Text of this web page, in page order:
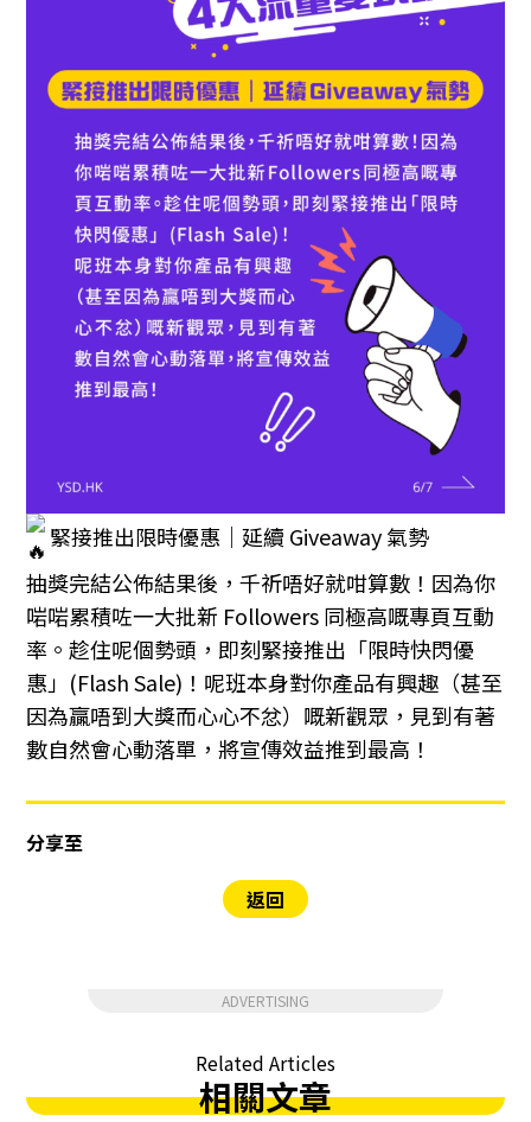
緊接推出限時優惠｜延續 Giveaway 氣勢
抽獎完結公佈結果後，千祈唔好就咁算數！因為你
啱啱累積咗一大批新 Followers 同極高嘅專頁互動
率。趁住呢個勢頭，即刻緊接推出「限時快閃優
惠」(Flash Sale)！呢班本身對你產品有興趣（甚至
因為贏唔到大獎而心心不忿）嘅新觀眾，見到有著
數自然會心動落單，將宣傳效益推到最高！
分享至
返回
ADVERTISING
Related Articles
相關文章